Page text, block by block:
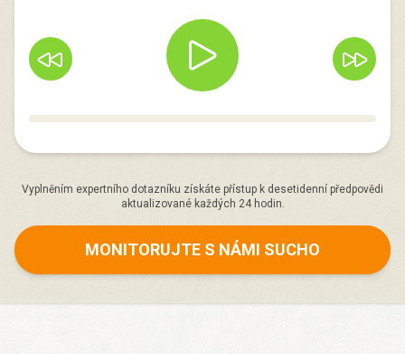
Vyplněním expertního dotazníku získáte přístup k desetidenní předpovědi
aktualizované každých 24 hodin.
MONITORUJTE S NÁMI SUCHO